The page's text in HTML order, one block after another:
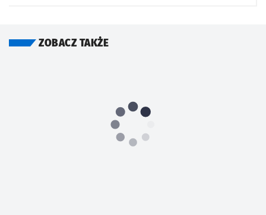
ZOBACZ TAKŻE